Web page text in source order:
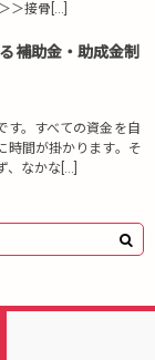
＞接骨[…]
補助金・助成金制
す。すべての資金を自
時間が掛かります。そ
、なかな[…]